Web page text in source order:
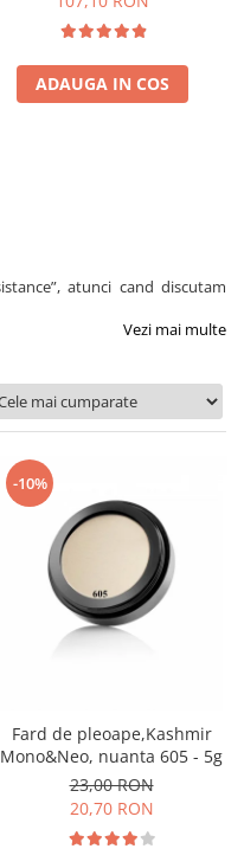
ADAUGA IN COS
atunci cand discutam
Vezi mai multe
-10%
Fard de pleoape,Kashmir
Mono&Neo, nuanta 605 - 5g
23,00 RON
20,70 RON